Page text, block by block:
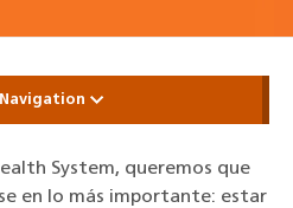
System, queremos que
en lo más importante: estar